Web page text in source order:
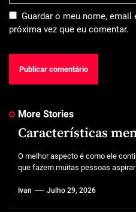
Guardar o meu nome,
próxima vez que eu comentar.
More Stories
Características
O melhor aspecto é como ele
que fazem muitas pessoas
Ivan Julho 29, 2026